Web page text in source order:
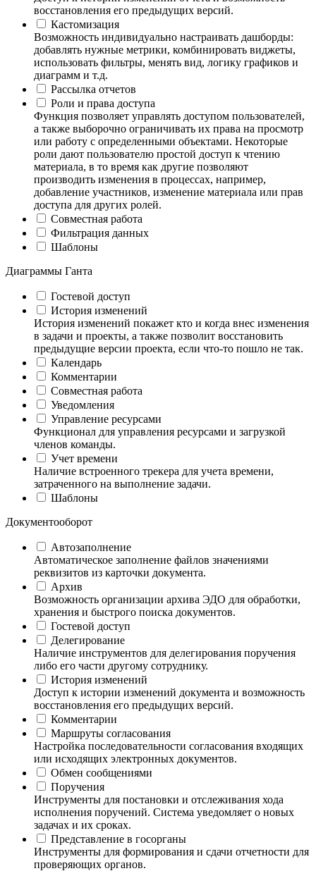
восстановления его предыдущих версий.
Кастомизация
Возможность индивидуально настраивать дашборды:
добавлять нужные метрики, комбинировать виджеты,
использовать фильтры, менять вид, логику графиков и
диаграмм и т.д.
Рассылка отчетов
Роли и права доступа
Функция позволяет управлять доступом пользователей,
а также выборочно ограничивать их права на просмотр
или работу с определенными объектами. Некоторые
роли дают пользователю простой доступ к чтению
материала, в то время как другие позволяют
производить изменения в процессах, например,
добавление участников, изменение материала или прав
доступа для других ролей.
Совместная работа
Фильтрация данных
Шаблоны
Диаграммы Ганта
Гостевой доступ
История изменений
История изменений покажет кто и когда внес изменения
в задачи и проекты, а также позволит восстановить
предыдущие версии проекта, если что-то пошло не так.
Календарь
Комментарии
Совместная работа
Уведомления
Управление ресурсами
Функционал для управления ресурсами и загрузкой
членов команды.
Учет времени
Наличие встроенного трекера для учета времени,
затраченного на выполнение задачи.
Шаблоны
Документооборот
Автозаполнение
Автоматическое заполнение файлов значениями
реквизитов из карточки документа.
Архив
Возможность организации архива ЭДО для обработки,
хранения и быстрого поиска документов.
Гостевой доступ
Делегирование
Наличие инструментов для делегирования поручения
либо его части другому сотруднику.
История изменений
Доступ к истории изменений документа и возможность
восстановления его предыдущих версий.
Комментарии
Маршруты согласования
Настройка последовательности согласования входящих
или исходящих электронных документов.
Обмен сообщениями
Поручения
Инструменты для постановки и отслеживания хода
исполнения поручений. Система уведомляет о новых
задачах и их сроках.
Представление в госорганы
Инструменты для формирования и сдачи отчетности для
проверяющих органов.